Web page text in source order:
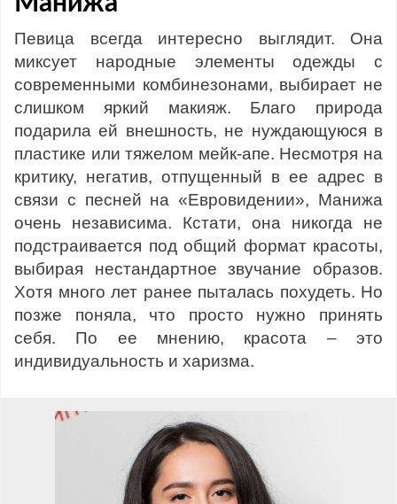
Певица всегда интересно выглядит. Она
миксует народные элементы одежды с
современными комбинезонами, выбирает не
слишком яркий макияж. Благо природа
подарила ей внешность, не нуждающуюся в
пластике или тяжелом мейк-апе. Несмотря на
критику, негатив, отпущенный в ее адрес в
связи с песней на «Евровидении», Манижа
очень независима. Кстати, она никогда не
подстраивается под общий формат красоты,
выбирая нестандартное звучание образов.
Хотя много лет ранее пыталась похудеть. Но
позже поняла, что просто нужно принять
себя. По ее мнению, красота – это
индивидуальность и харизма.